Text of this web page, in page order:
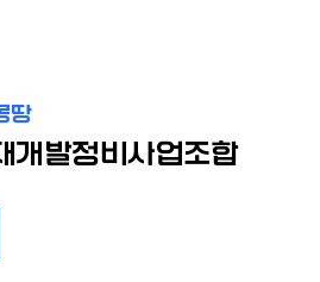
땅
개발정비사업조합